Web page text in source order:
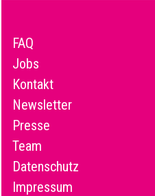
FAQ
Jobs
Kontakt
Newsletter
Presse
Team
Datenschutz
Impressum